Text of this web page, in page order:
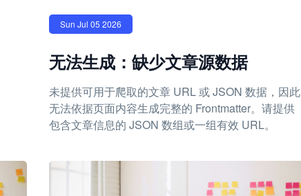
Sun Jul 05 2026
无法生成：缺少文章源数据
未提供可用于爬取的文章 URL 或 JSON 数据，因此
无法依据页面内容生成完整的 Frontmatter。请提供
包含文章信息的 JSON 数组或一组有效 URL。